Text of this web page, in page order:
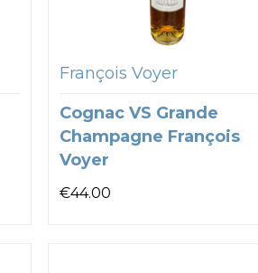
François Voyer
Cognac VS Grande
Champagne François
Voyer
€44.00